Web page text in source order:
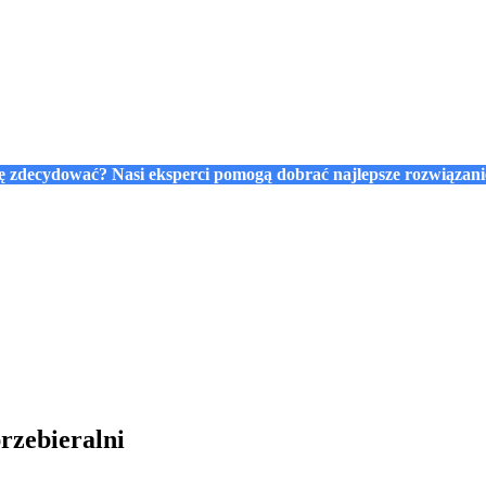
zdecydować? Nasi eksperci pomogą dobrać najlepsze